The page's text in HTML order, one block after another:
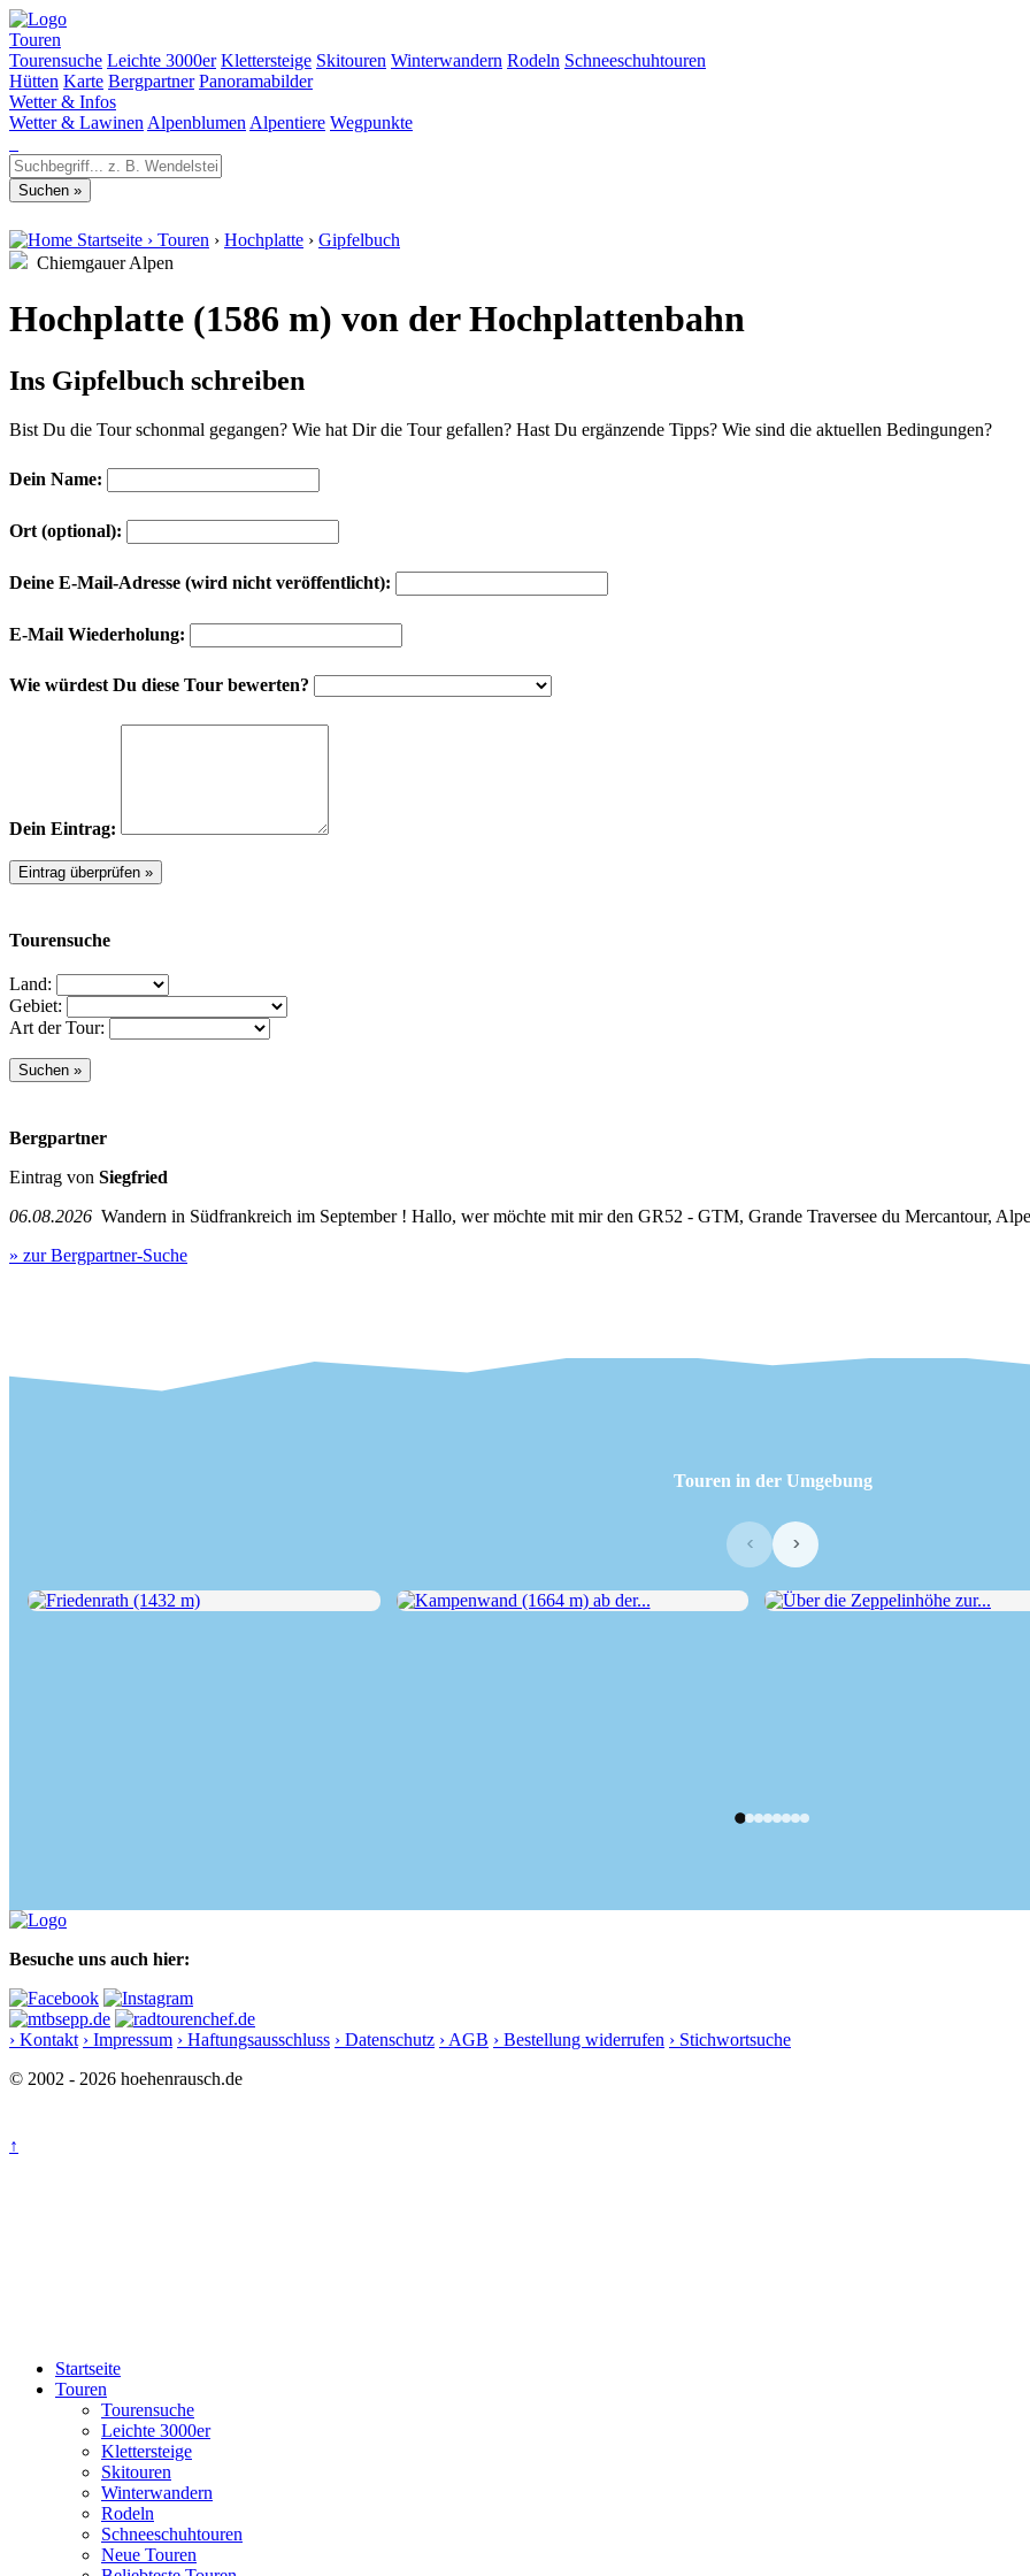
Touren
Tourensuche Leichte 3000er Klettersteige Skitouren Winterwandern Rodeln Schneeschuhtouren
Hütten Karte Bergpartner Panoramabilder
Wetter & Infos
Wetter & Lawinen Alpenblumen Alpentiere Wegpunkte
Startseite › Touren › Hochplatte › Gipfelbuch
Chiemgauer Alpen
Hochplatte (1586 m) von der Hochplattenbahn
Ins Gipfelbuch schreiben
Bist Du die Tour schonmal gegangen? Wie hat Dir die Tour gefallen? Hast Du ergänzende Tipps? Wie sind die aktuellen Bedingungen?
Dein Name:
Ort (optional):
Deine E-Mail-Adresse (wird nicht veröffentlicht):
E-Mail Wiederholung:
Wie würdest Du diese Tour bewerten?
Dein Eintrag:
Tourensuche
Land:
Gebiet:
Art der Tour:
Bergpartner
Eintrag von Siegfried
06.08.2026 Wandern in Südfrankreich im September ! Hallo, wer möchte mit mir den GR52 - GTM, Grande Traversee du Mercantour,
» zur Bergpartner-Suche
Touren in der Umgebung
‹ ›
Besuche uns auch hier:
› Kontakt › Impressum › Haftungsausschluss › Datenschutz › AGB › Bestellung widerrufen › Stichwortsuche
© 2002 - 2026 hoehenrausch.de
↑
Startseite
Touren
Tourensuche
Leichte 3000er
Klettersteige
Skitouren
Winterwandern
Rodeln
Schneeschuhtouren
Neue Touren